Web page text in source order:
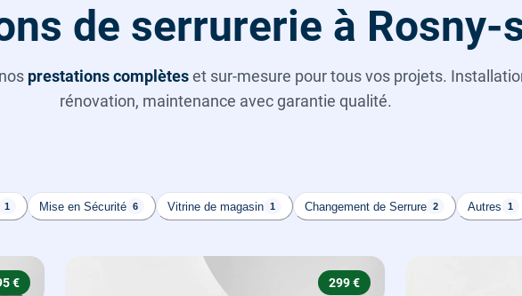
de serrurerie à Rosny-
prestations complèteset sur-mesure pour tous vos projets.
rénovation, maintenance avec garantie qualité.
1 Mise en Sécurité 6 Vitrine de magasin 1 Changement de Serrure 2 Autres 1
€ 299 €